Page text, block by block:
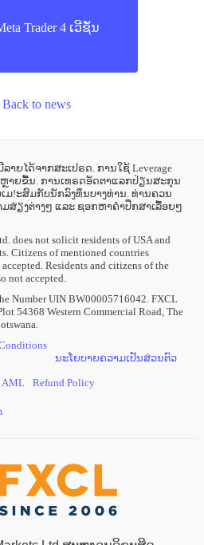
Trader 4 ເວີຊັ່ນ
Back to news
າຍໄດ້ຈາກສະເປຣດ. ການໃຊ້ Leverage
າຍຂື້ນ. ການເທຣດອັດຕາແລກປ່ຽນສະກຸນ
ເມ!ະສົມກັບນັກລົງທຶນບາງທ່ານ. ທ່ານຄວນ
ມສ່ຽງຕ່າງໆ ແລະ ຊອກຫາຄຳປຶກສາເລື້ອຍໆ
does not solicit residents of USA and
Citizens of mentioned countries
Residents and citizens of the
not accepted.
Number UIN BW00005716042. FXCL
54368 Western Commercial Road, The
ນະໂຍບາຍຄວາມເປັນສ່ວນຕົວ
Refund Policy